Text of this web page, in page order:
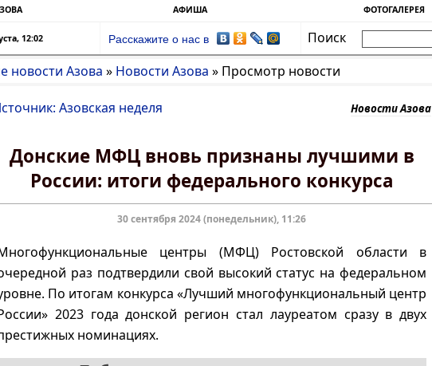
АФИША ФОТОГАЛЕРЕЯ
12:02 Расскажите о нас в
Поиск
новости Азова » Новости Азова » Просмотр новости
Азовская неделя Новости Азова
Донские МФЦ вновь признаны лучшими в
России: итоги федерального конкурса
30 сентября 2024 (понедельник), 11:26
центры (МФЦ) Ростовской области в
раз подтвердили свой высокий статус на федеральном
По итогам конкурса «Лучший многофункциональный центр
2023 года донской регион стал лауреатом сразу в двух
номинациях.